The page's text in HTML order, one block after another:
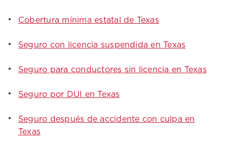
Cobertura mínima estatal de Texas
Seguro con licencia suspendida en Texas
Seguro para conductores sin licencia en Texas
Seguro por DUI en Texas
Seguro después de accidente con culpa en
Texas